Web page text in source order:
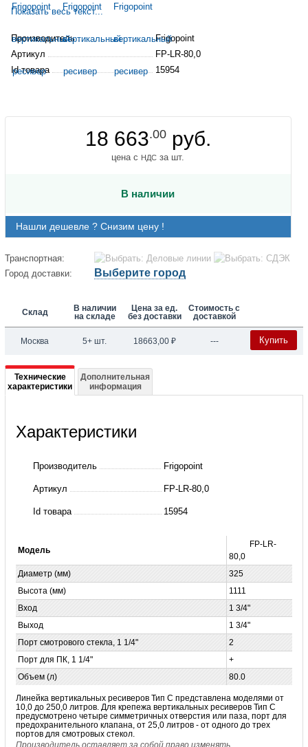
трех портов длясмотровыхстекол.
Показать весь текст...
Производитель
Frigopoint
Артикул
FP-LR-80,0
Id товара
15954
18 663.00 руб.
цена с НДС за шт.
В наличии
Нашли дешевле ? Снизим цену !
Транспортная:
Город доставки:
Выберите город
Склад
В наличии
на складе
Цена за ед.
без доставки
Стоимость с
доставкой
Москва 5+ шт. 18663,00 ₽ --- Купить
Подробная
информация
FP-
Frigopoint
ресивер
Технические
характеристики
Дополнительная
информация
Характеристики
Производитель Frigopoint
Артикул FP-LR-80,0
Id товара 15954
Модель
FP-LR-
80,0
Диаметр (мм)
325
Высота (мм)
1111
Вход
1 3/4"
Выход
1 3/4"
Порт смотрового стекла, 1 1/4"
2
Порт для ПК, 1 1/4"
+
Объем (л)
80.0
Линейка вертикальных ресиверов Тип С представлена моделями от
10,0 до 250,0 литров. Для крепежа вертикальных ресиверов Тип С
предусмотрено четыре симметричных отверстия или паза, порт для
предохранительного клапана, от 25,0 литров - от одного до трех
портов для смотровых стекол.
Производитель оставляет за собой право изменять